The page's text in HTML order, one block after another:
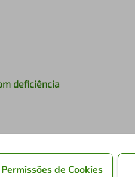
deficiência
de Cookies